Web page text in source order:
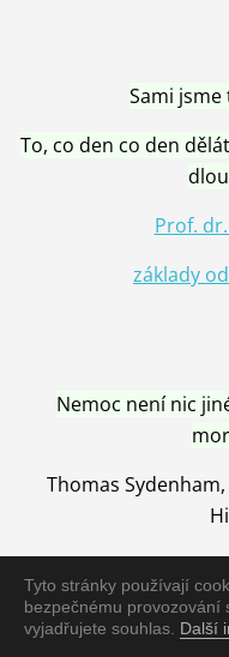
Tyto stránky používají
bezpečnému provozování
vyjadřujete souhlas. Další
Sami
To, co den co den
Prof.
základy
Nemoc není nic
Thomas
Nemoc je vyléčena